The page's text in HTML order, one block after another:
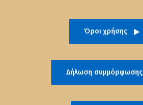
Όροι χρήσης
Δήλωση συμμόρφωσης